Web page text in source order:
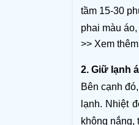
tầm 15-30
phai màu
>> Xem
2. Giữ lạnh
Bên cạnh
lạnh. Nhiệt
không